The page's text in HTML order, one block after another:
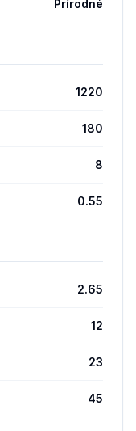
Prírodné
1220
180
8
0.55
2.65
12
23
45